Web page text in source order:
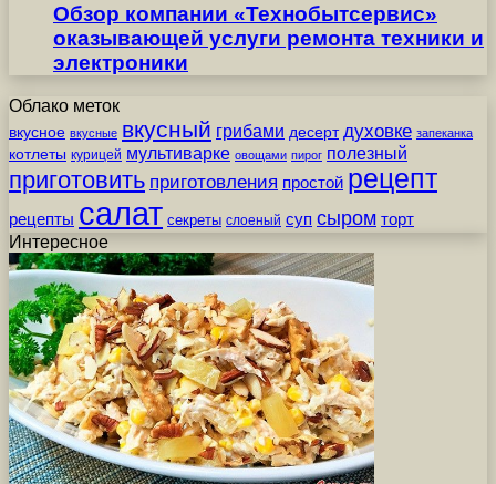
Обзор компании «Технобытсервис»
оказывающей услуги ремонта техники и
электроники
Облако меток
вкусное вкусные вкусный грибами десерт духовке запеканка
котлеты курицей мультиварке овощами пирог полезный
приготовить приготовления простой рецепт
рецепты салат секреты слоеный суп сыром торт
Интересное